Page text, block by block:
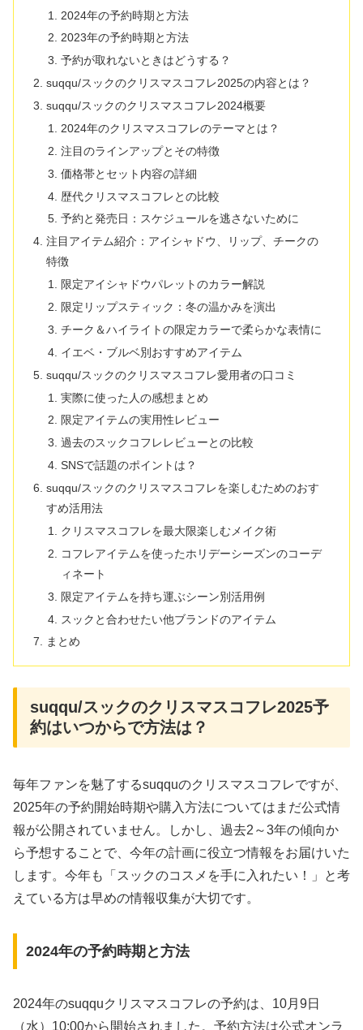
2024年の予約時期と方法
2023年の予約時期と方法
予約が取れないときはどうする？
suqqu/スックのクリスマスコフレ2025の内容とは？
suqqu/スックのクリスマスコフレ2024概要
2024年のクリスマスコフレのテーマとは？
注目のラインアップとその特徴
価格帯とセット内容の詳細
歴代クリスマスコフレとの比較
予約と発売日：スケジュールを逃さないために
注目アイテム紹介：アイシャドウ、リップ、チークの
特徴
限定アイシャドウパレットのカラー解説
限定リップスティック：冬の温かみを演出
チーク＆ハイライトの限定カラーで柔らかな表情に
イエベ・ブルベ別おすすめアイテム
suqqu/スックのクリスマスコフレ愛用者の口コミ
実際に使った人の感想まとめ
限定アイテムの実用性レビュー
過去のスックコフレレビューとの比較
SNSで話題のポイントは？
suqqu/スックのクリスマスコフレを楽しむためのおす
すめ活用法
クリスマスコフレを最大限楽しむメイク術
コフレアイテムを使ったホリデーシーズンのコーデ
ィネート
限定アイテムを持ち運ぶシーン別活用例
スックと合わせたい他ブランドのアイテム
まとめ
suqqu/スックのクリスマスコフレ2025予
約はいつからで方法は？
毎年ファンを魅了するsuqquのクリスマスコフレですが、
2025年の予約開始時期や購入方法についてはまだ公式情
報が公開されていません。しかし、過去2～3年の傾向か
ら予想することで、今年の計画に役立つ情報をお届けいた
します。今年も「スックのコスメを手に入れたい！」と考
えている方は早めの情報収集が大切です。
2024年の予約時期と方法
2024年のsuqquクリスマスコフレの予約は、10月9日
（水）10:00から開始されました。予約方法は公式オンラ